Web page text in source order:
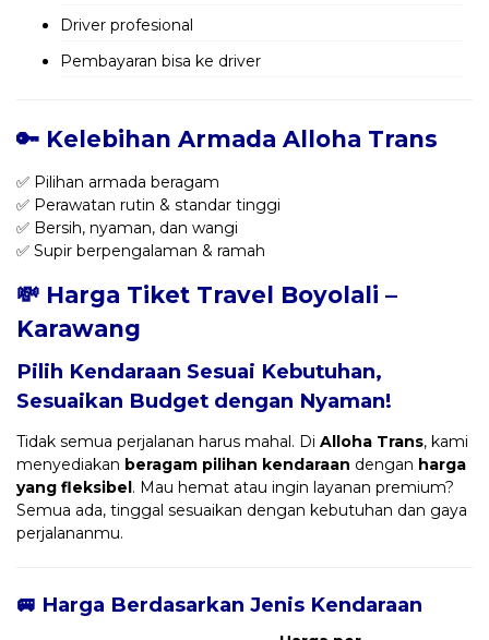
Driver profesional
Pembayaran bisa ke driver
🔑 Kelebihan Armada Alloha Trans
✅ Pilihan armada beragam
✅ Perawatan rutin & standar tinggi
✅ Bersih, nyaman, dan wangi
✅ Supir berpengalaman & ramah
💸 Harga Tiket Travel Boyolali –
Karawang
Pilih Kendaraan Sesuai Kebutuhan,
Sesuaikan Budget dengan Nyaman!
Tidak semua perjalanan harus mahal. Di Alloha Trans, kami
menyediakan beragam pilihan kendaraan dengan harga
yang fleksibel. Mau hemat atau ingin layanan premium?
Semua ada, tinggal sesuaikan dengan kebutuhan dan gaya
perjalananmu.
🚐 Harga Berdasarkan Jenis Kendaraan